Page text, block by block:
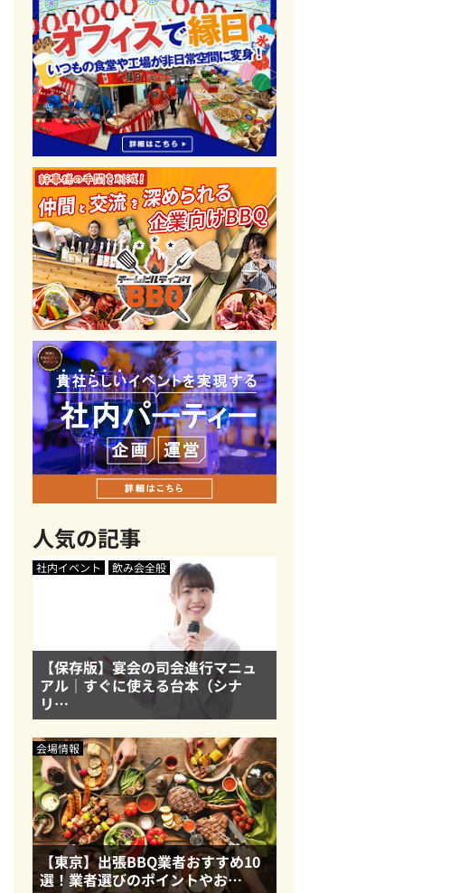
人気の記事
社内イベント 飲み会全般
【保存版】宴会の司会進行マニュ
アル｜すぐに使える台本（シナ
リ…
会場情報
【東京】出張BBQ業者おすすめ10
選！業者選びのポイントやお…